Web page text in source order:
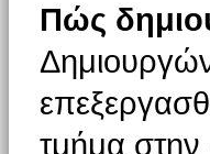
Πώς
τμήμα στην